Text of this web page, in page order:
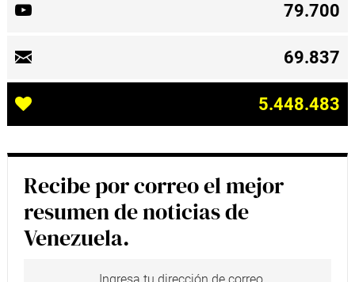
79.700
69.837
5.448.483
Recibe por correo el mejor
resumen de noticias de
Venezuela.